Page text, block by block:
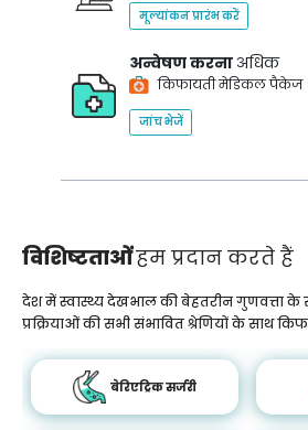
मूल्यांकन प्रारंभ करें
अन्वेषण करना अधिक
किफायती मेडिकल पैकेज
जांच भेजें
विशिष्टताओंहम प्रदान करते हैं
देश में स्वास्थ्य देखभाल की बेहतरीन गुणवत्ता के
प्रक्रियाओं की सभी संभावित श्रेणियों के साथ
बेरिएट्रिक सर्जरी